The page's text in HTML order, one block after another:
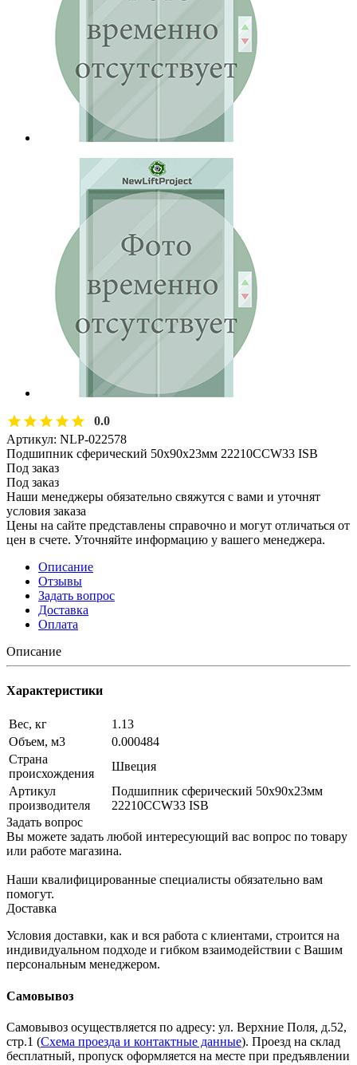
0.0
Артикул: NLP-022578
Подшипник сферический 50х90х23мм 22210CCW33 ISB
Под заказ
Под заказ
Наши менеджеры обязательно свяжутся с вами и уточнят
условия заказа
Цены на сайте представлены справочно и могут отличаться от
цен в счете. Уточняйте информацию у вашего менеджера.
Описание
Отзывы
Задать вопрос
Доставка
Оплата
Описание
Характеристики
Вес, кг
1.13
Объем, м3
0.000484
Страна
происхождения
Швеция
Артикул
производителя
Подшипник сферический 50х90х23мм
22210CCW33 ISB
Задать вопрос
Вы можете задать любой интересующий вас вопрос по товару
или работе магазина.
Наши квалифицированные специалисты обязательно вам
помогут.
Доставка
Условия доставки, как и вся работа с клиентами, строится на
индивидуальном подходе и гибком взаимодействии с Вашим
персональным менеджером.
Самовывоз
Самовывоз осуществляется по адресу: ул. Верхние Поля, д.52,
стр.1 (Схема проезда и контактные данные). Проезд на склад
бесплатный, пропуск оформляется на месте при предъявлении